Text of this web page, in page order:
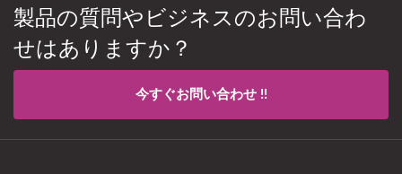
製品の質問やビジネスのお問い合わ
せはありますか？
今すぐお問い合わせ !!